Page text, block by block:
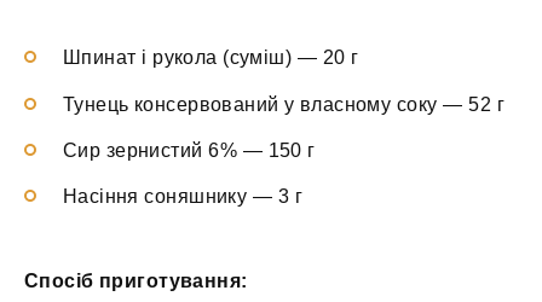
Шпинат і рукола (суміш) — 20 г
Тунець консервований у власному соку — 52 г
Сир зернистий 6% — 150 г
Насіння соняшнику — 3 г
Спосіб приготування: